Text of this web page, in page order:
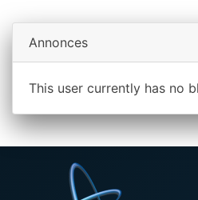
Annonces
This user currently has no